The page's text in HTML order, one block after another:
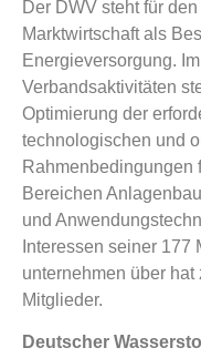
Der DWV steht für
Marktwirtschaft als
Energieversorgung.
Verbandsaktivitäten
Optimierung der
technologischen und
Rahmenbedingungen
Bereichen
und
Interessen seiner
unternehmen über
Mitglieder.
Deutscher